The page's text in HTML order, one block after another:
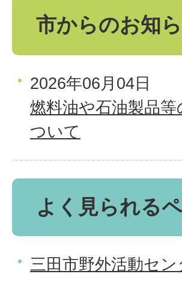
市からのお知
2026年06月04日
燃料油や石油製品
ついて
よく見られる
三田市野外活動セン